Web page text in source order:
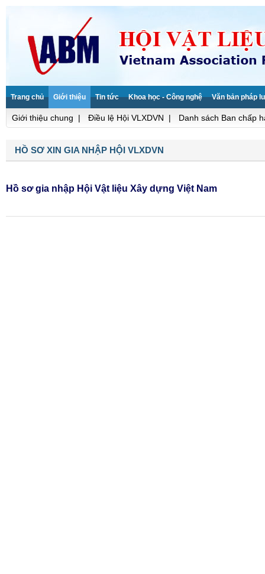
Trang chủ Giới thiệu Tin tức Khoa học - Công nghệ Văn bản pháp
Giới thiệu chung | Điều lệ Hội VLXDVN | Danh sách Ban chấp
HỒ SƠ XIN GIA NHẬP HỘI VLXDVN
Hồ sơ gia nhập Hội Vật liệu Xây dựng Việt Nam